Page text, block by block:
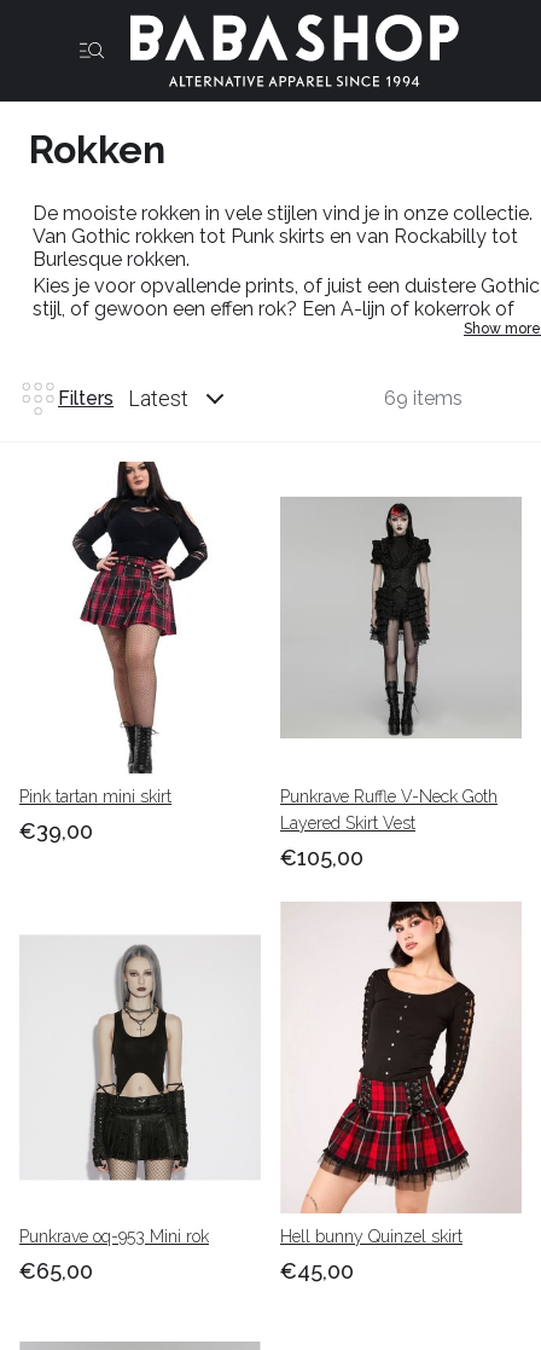
Rokken
De mooiste rokken in vele stijlen vind je in onze collectie.
Van Gothic rokken tot Punk skirts en van Rockabilly tot
Burlesque rokken.
Kies je voor opvallende prints, of juist een duistere Gothic
stijl, of gewoon een effen rok? Een A-lijn of kokerrok of
een pik zwarte bruids rok? Ons aanbod aan rokken is
onder de dames een geschikt exemplaar.
Paul Poiret ontwerpt in 1910 kleding die de vrouw zelf
levendig en slank gekleed. Nu dik 100 jaar later doen de
dames lekker waar ze zelf zin in hebben maar dat vrije en
sexy gevoel dat een goede rok je geeft is nog altijd
onmisbaar in de lente en zomerdagen. En korsetten
zijn ook weer helemaal terug! Niet omdat het moet, maar
omdat het kan.
Hier plaatsen we prachtige rokken van hoge kwaliteit.
Van sexy tot stylish, van fifties jurk tot Gothic dress, van
casual tot fetish rok. We bieden een uitgebreide collectie
met voor ieder wat wils.
Show more
Filters Latest 69 items
Pink tartan mini skirt
€39,00
Punkrave Ruffle V-Neck Goth
Layered Skirt Vest
€105,00
Punkrave oq-953 Mini rok
€65,00
Hell bunny Quinzel skirt
€45,00